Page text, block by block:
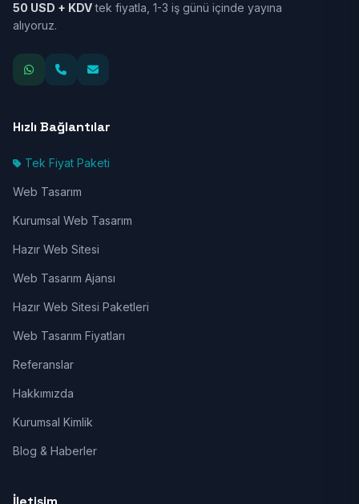
50 USD + KDVtek fiyatla, 1-3 iş günü içinde yayına
alıyoruz.
Hızlı Bağlantılar
Tek Fiyat Paketi
Web Tasarım
Kurumsal Web Tasarım
Hazır Web Sitesi
Web Tasarım Ajansı
Hazır Web Sitesi Paketleri
Web Tasarım Fiyatları
Referanslar
Hakkımızda
Kurumsal Kimlik
Blog & Haberler